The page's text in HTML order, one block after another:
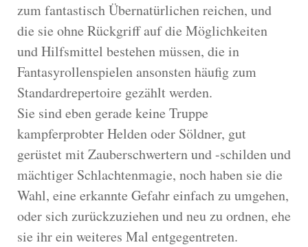
zum fantastisch Übernatürlichen reichen, und
die sie ohne Rückgriff auf die Möglichkeiten
und Hilfsmittel bestehen müssen, die in
Fantasyrollenspielen ansonsten häufig zum
Standardrepertoire gezählt werden.
Sie sind eben gerade keine Truppe
kampferprobter Helden oder Söldner, gut
gerüstet mit Zauberschwertern und -schilden und
mächtiger Schlachtenmagie, noch haben sie die
Wahl, eine erkannte Gefahr einfach zu umgehen,
oder sich zurückzuziehen und neu zu ordnen, ehe
sie ihr ein weiteres Mal entgegentreten.